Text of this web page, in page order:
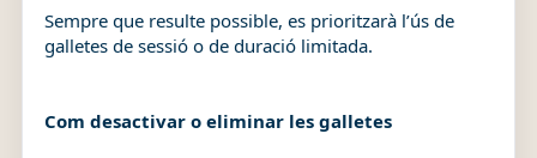
Sempre que resulte possible, es prioritzarà l’ús de
galletes de sessió o de duració limitada.
Com desactivar o eliminar les galletes